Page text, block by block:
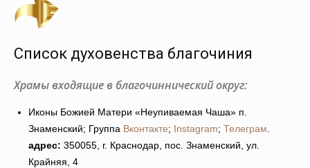
Список духовенства благочиния
Храмы входящие в благочиннический округ:
Иконы Божией Матери «Неупиваемая Чаша» п.
Знаменский; Группа Вконтакте; Instagram; Телеграм
адрес: 350055, г. Краснодар, пос. Знаменский, ул.
Крайняя, 4